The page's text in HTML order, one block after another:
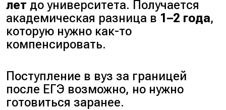
лет до университета. Получается
академическая разница в 1–2 года,
которую нужно как-то
компенсировать.
Поступление в вуз за границей
после ЕГЭ возможно, но нужно
готовиться заранее.